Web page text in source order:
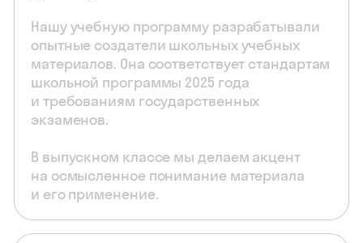
Нашу учебную программу разрабатывали
опытные создатели школьных учебных
материалов. Она соответствует стандартам
школьной программы 2025 года
и требованиям государственных
экзаменов.
В выпускном классе мы делаем акцент
на осмысленное понимание материала
и его применение.